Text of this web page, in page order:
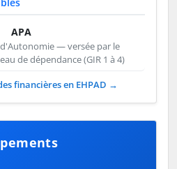
APA
— versée par le
de dépendance (GIR 1 à 4)
financières en EHPAD →